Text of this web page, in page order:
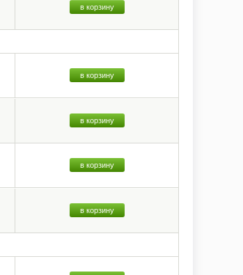
в корзину
в корзину
в корзину
в корзину
в корзину